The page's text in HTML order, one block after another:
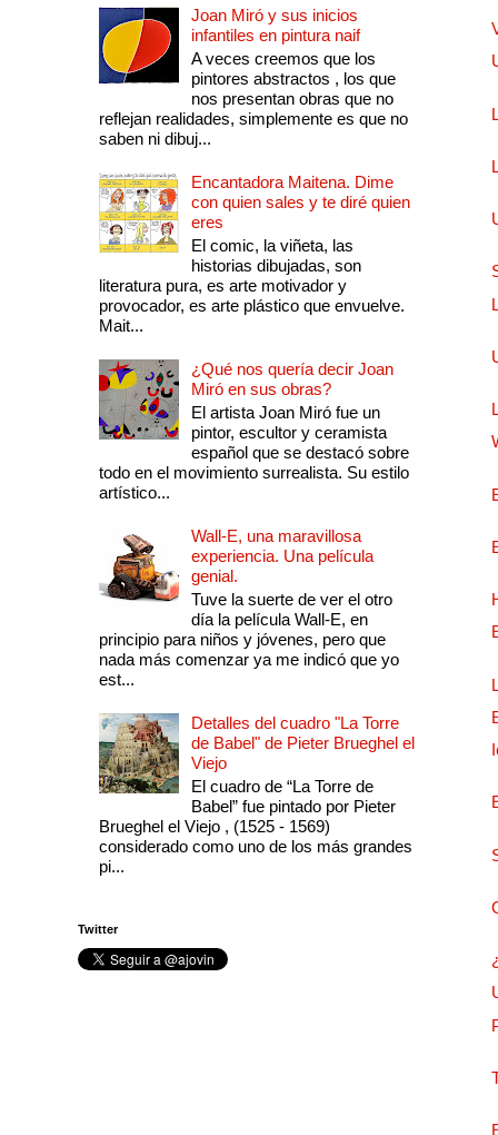
Joan Miró y sus inicios
infantiles en pintura naif
A veces creemos que los
pintores abstractos , los que
nos presentan obras que no
reflejan realidades, simplemente es que no
saben ni dibuj...
Encantadora Maitena. Dime
con quien sales y te diré quien
eres
El comic, la viñeta, las
historias dibujadas, son
literatura pura, es arte motivador y
provocador, es arte plástico que envuelve.
Mait...
¿Qué nos quería decir Joan
Miró en sus obras?
El artista Joan Miró fue un
pintor, escultor y ceramista
español que se destacó sobre
todo en el movimiento surrealista. Su estilo
artístico...
Wall-E, una maravillosa
experiencia. Una película
genial.
Tuve la suerte de ver el otro
día la película Wall-E, en
principio para niños y jóvenes, pero que
nada más comenzar ya me indicó que yo
est...
Detalles del cuadro "La Torre
de Babel" de Pieter Brueghel el
Viejo
El cuadro de “La Torre de
Babel” fue pintado por Pieter
Brueghel el Viejo , (1525 - 1569)
considerado como uno de los más grandes
pi...
Twitter